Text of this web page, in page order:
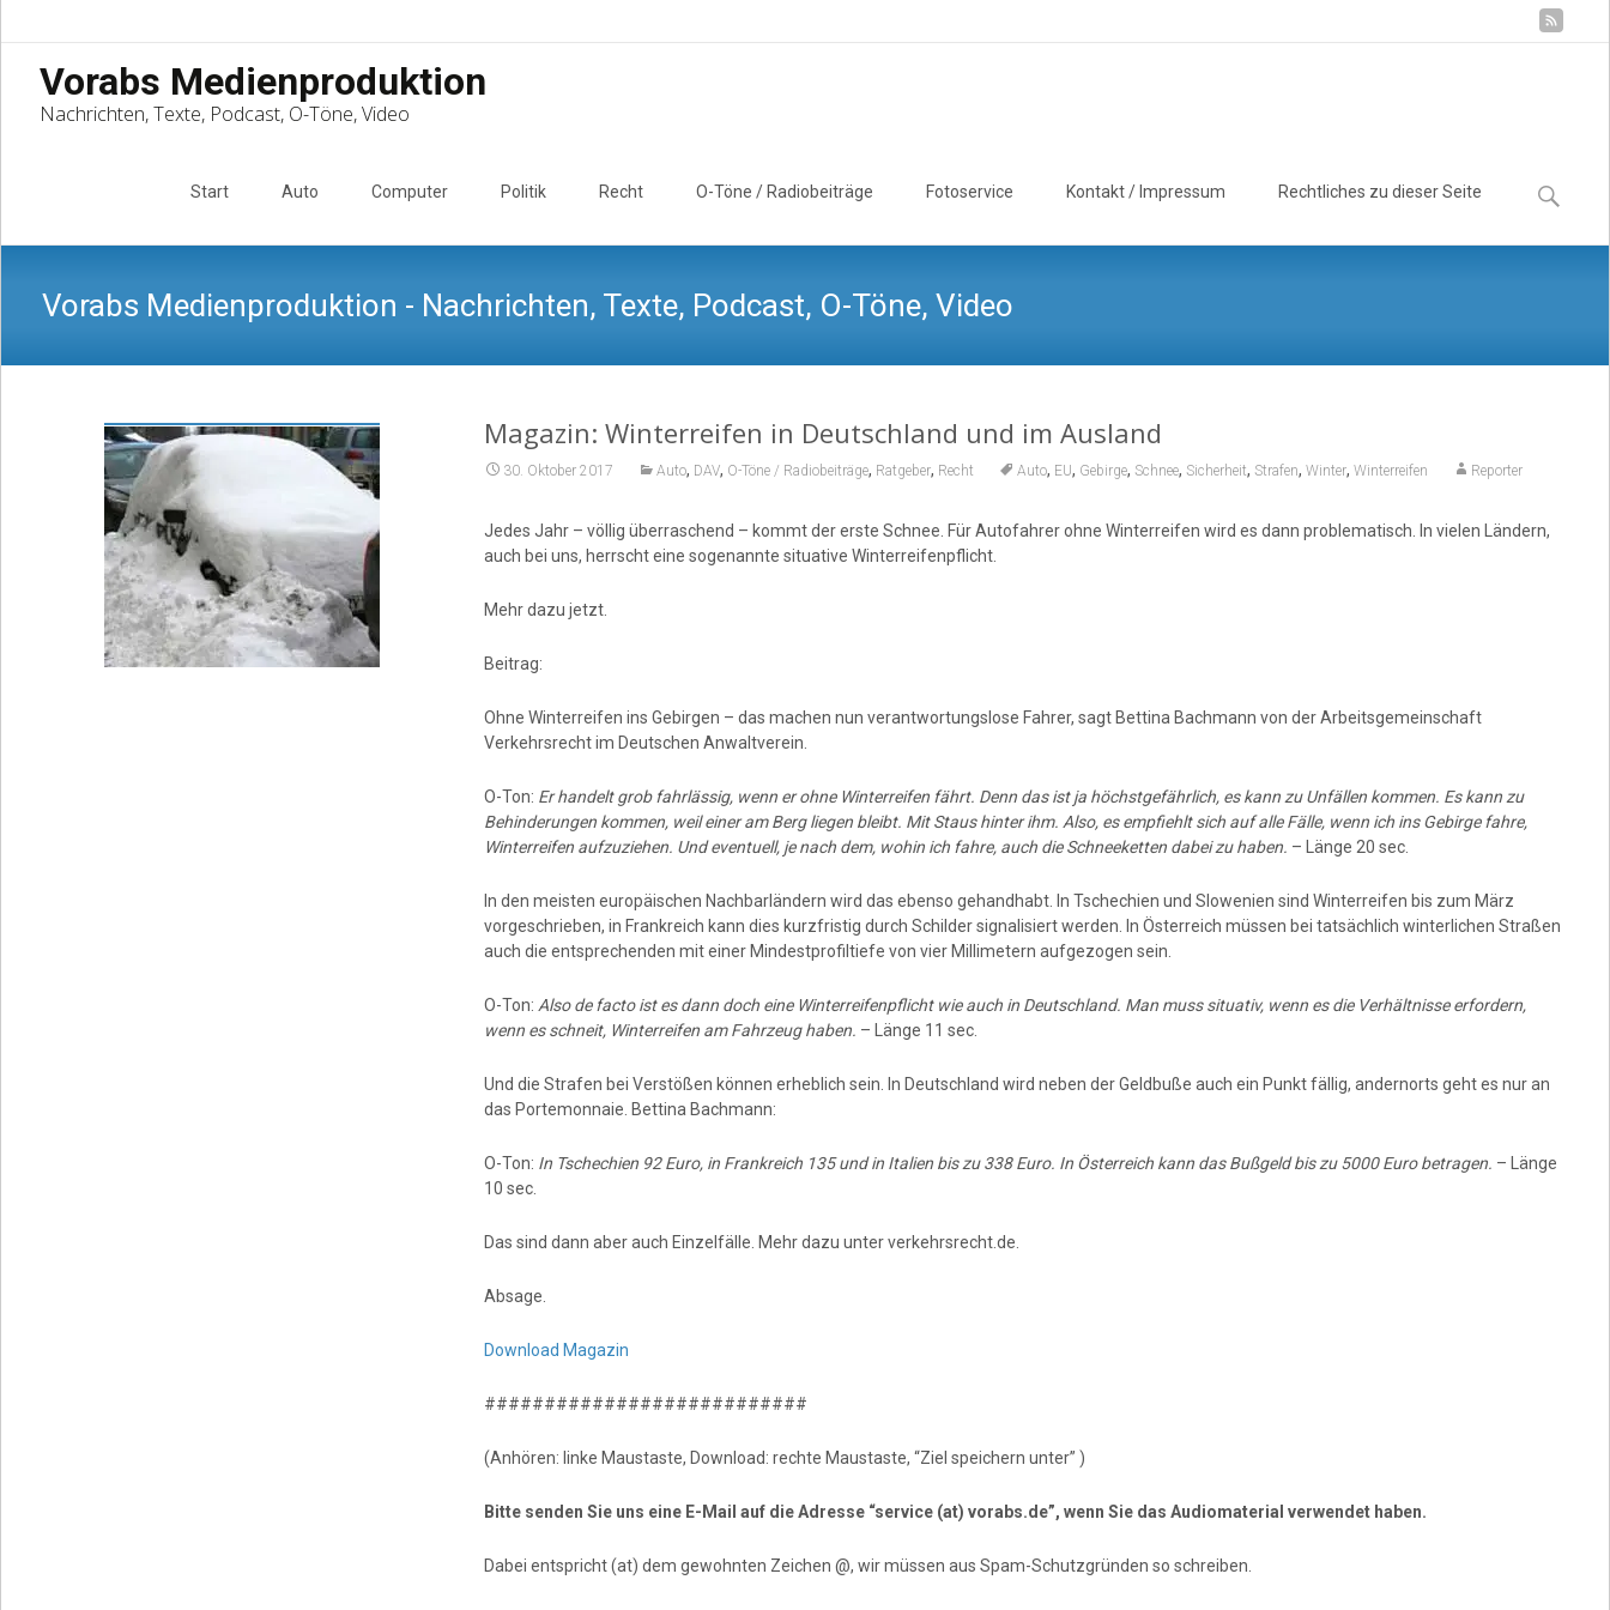
Vorabs Medienproduktion
Nachrichten, Texte, Podcast, O-Töne, Video
Start Auto Computer Politik Recht O-Töne / Radiobeiträge Fotoservice Kontakt / Impressum Rechtliches zu dieser Seite
Suchen
nach:
Vorabs Medienproduktion - Nachrichten, Texte, Podcast, O-Töne, Video
Magazin: Winterreifen in Deutschland und im Ausland
30. Oktober 2017 Auto, DAV, O-Töne / Radiobeiträge, Ratgeber, Recht Auto, EU, Gebirge, Schnee, Sicherheit, Strafen, Winter, Winterreifen Reporter
Jedes Jahr – völlig überraschend – kommt der erste Schnee. Für Autofahrer ohne Winterreifen wird es dann problematisch. In vielen Ländern,
auch bei uns, herrscht eine sogenannte situative Winterreifenpflicht.
Mehr dazu jetzt.
Beitrag:
Ohne Winterreifen ins Gebirgen – das machen nun verantwortungslose Fahrer, sagt Bettina Bachmann von der Arbeitsgemeinschaft
Verkehrsrecht im Deutschen Anwaltverein.
O-Ton: Er handelt grob fahrlässig, wenn er ohne Winterreifen fährt. Denn das ist ja höchstgefährlich, es kann zu Unfällen kommen. Es kann zu
Behinderungen kommen, weil einer am Berg liegen bleibt. Mit Staus hinter ihm. Also, es empfiehlt sich auf alle Fälle, wenn ich ins Gebirge fahre,
Winterreifen aufzuziehen. Und eventuell, je nach dem, wohin ich fahre, auch die Schneeketten dabei zu haben. – Länge 20 sec.
In den meisten europäischen Nachbarländern wird das ebenso gehandhabt. In Tschechien und Slowenien sind Winterreifen bis zum März
vorgeschrieben, in Frankreich kann dies kurzfristig durch Schilder signalisiert werden. In Österreich müssen bei tatsächlich winterlichen Straßen
auch die entsprechenden mit einer Mindestprofiltiefe von vier Millimetern aufgezogen sein.
O-Ton: Also de facto ist es dann doch eine Winterreifenpflicht wie auch in Deutschland. Man muss situativ, wenn es die Verhältnisse erfordern,
wenn es schneit, Winterreifen am Fahrzeug haben. – Länge 11 sec.
Und die Strafen bei Verstößen können erheblich sein. In Deutschland wird neben der Geldbuße auch ein Punkt fällig, andernorts geht es nur an
das Portemonnaie. Bettina Bachmann:
O-Ton: In Tschechien 92 Euro, in Frankreich 135 und in Italien bis zu 338 Euro. In Österreich kann das Bußgeld bis zu 5000 Euro betragen. – Länge
10 sec.
Das sind dann aber auch Einzelfälle. Mehr dazu unter verkehrsrecht.de.
Absage.
Download Magazin
###########################
(Anhören: linke Maustaste, Download: rechte Maustaste, “Ziel speichern unter” )
Bitte senden Sie uns eine E-Mail auf die Adresse “service (at) vorabs.de”, wenn Sie das Audiomaterial verwendet haben.
Dabei entspricht (at) dem gewohnten Zeichen @, wir müssen aus Spam-Schutzgründen so schreiben.